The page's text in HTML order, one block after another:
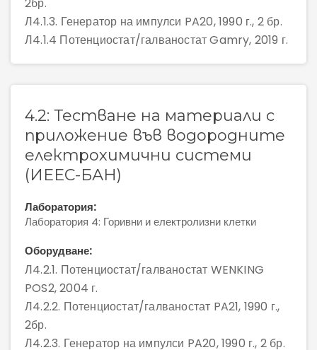
Л4.1.3. Генератор на импулси PA20, 1990 г., 2 бр.
Л4.1.4 Потенциостат/галваностат Gamry, 2019 г.
4.2: Тестване на материали с
приложение във водородните
електрохимични системи
(ИЕЕС-БАН)
Лаборатория:
Лаборатория 4: Горивни и електролизни клетки
Оборудване:
Л4.2.1. Потенциостат/галваностат WENKING
POS2, 2004 г.
Л4.2.2. Потенциостат/галваностат PA21, 1990 г.,
2бр.
Л4.2.3. Генератор на импулси PA20, 1990 г., 2 бр.